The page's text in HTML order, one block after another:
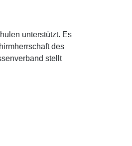
unterstützt. Es
des
stellt